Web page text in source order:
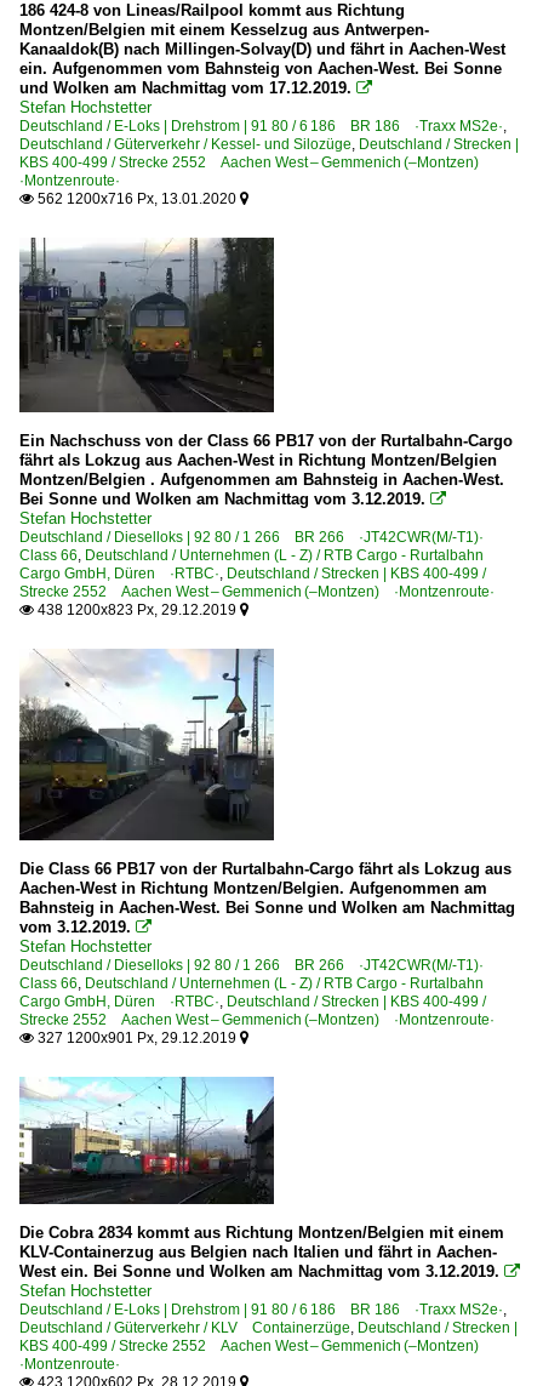
186 424-8 von Lineas/Railpool kommt aus Richtung
Montzen/Belgien mit einem Kesselzug aus Antwerpen-
Kanaaldok(B) nach Millingen-Solvay(D) und fährt in Aachen-West
ein. Aufgenommen vom Bahnsteig von Aachen-West. Bei Sonne
und Wolken am Nachmittag vom 17.12.2019. 
Stefan Hochstetter
Deutschland / E-Loks | Drehstrom | 91 80 / 6 186 BR 186 ·Traxx MS2e·,
Deutschland / Güterverkehr / Kessel- und Silozüge, Deutschland / Strecken |
KBS 400-499 / Strecke 2552 Aachen West – Gemmenich (–Montzen)
·Montzenroute·
 562 1200x716 Px, 13.01.2020 
Ein Nachschuss von der Class 66 PB17 von der Rurtalbahn-Cargo
fährt als Lokzug aus Aachen-West in Richtung Montzen/Belgien
Montzen/Belgien . Aufgenommen am Bahnsteig in Aachen-West.
Bei Sonne und Wolken am Nachmittag vom 3.12.2019. 
Stefan Hochstetter
Deutschland / Dieselloks | 92 80 / 1 266 BR 266 ·JT42CWR(M/-T1)·
Class 66, Deutschland / Unternehmen (L - Z) / RTB Cargo - Rurtalbahn
Cargo GmbH, Düren ·RTBC·, Deutschland / Strecken | KBS 400-499 /
Strecke 2552 Aachen West – Gemmenich (–Montzen) ·Montzenroute·
 438 1200x823 Px, 29.12.2019 
Die Class 66 PB17 von der Rurtalbahn-Cargo fährt als Lokzug aus
Aachen-West in Richtung Montzen/Belgien. Aufgenommen am
Bahnsteig in Aachen-West. Bei Sonne und Wolken am Nachmittag
vom 3.12.2019. 
Stefan Hochstetter
Deutschland / Dieselloks | 92 80 / 1 266 BR 266 ·JT42CWR(M/-T1)·
Class 66, Deutschland / Unternehmen (L - Z) / RTB Cargo - Rurtalbahn
Cargo GmbH, Düren ·RTBC·, Deutschland / Strecken | KBS 400-499 /
Strecke 2552 Aachen West – Gemmenich (–Montzen) ·Montzenroute·
 327 1200x901 Px, 29.12.2019 
Die Cobra 2834 kommt aus Richtung Montzen/Belgien mit einem
KLV-Containerzug aus Belgien nach Italien und fährt in Aachen-
West ein. Bei Sonne und Wolken am Nachmittag vom 3.12.2019. 
Stefan Hochstetter
Deutschland / E-Loks | Drehstrom | 91 80 / 6 186 BR 186 ·Traxx MS2e·,
Deutschland / Güterverkehr / KLV Containerzüge, Deutschland / Strecken |
KBS 400-499 / Strecke 2552 Aachen West – Gemmenich (–Montzen)
·Montzenroute·
 423 1200x602 Px, 28.12.2019 